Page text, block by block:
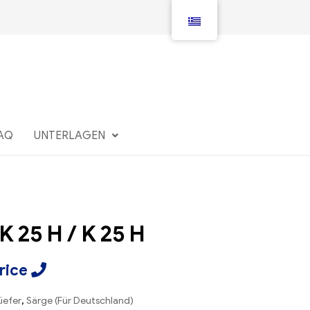
UNTERLAGEN
25 H / K 25 H
, Särge (Für Deutschland)